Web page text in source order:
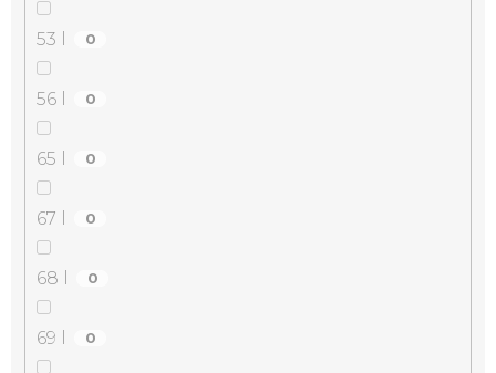
53 l 0
56 l 0
65 l 0
67 l 0
68 l 0
69 l 0